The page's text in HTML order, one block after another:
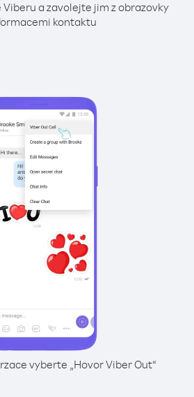
a zavolejte jim z obrazovky
kontaktu
vyberte „Hovor Viber Out“